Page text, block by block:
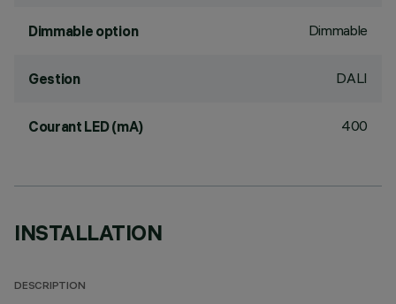
Dimmable option Dimmable
Gestion DALI
Courant LED (mA) 400
INSTALLATION
DESCRIPTION